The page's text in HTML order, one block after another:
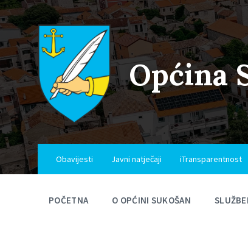
Skip
to
content
Skip
to
main
navigation
Skip
to
footer
Općina
Obavijesti Javni natječaji iTransparentnost
POČETNA O OPĆINI SUKOŠAN